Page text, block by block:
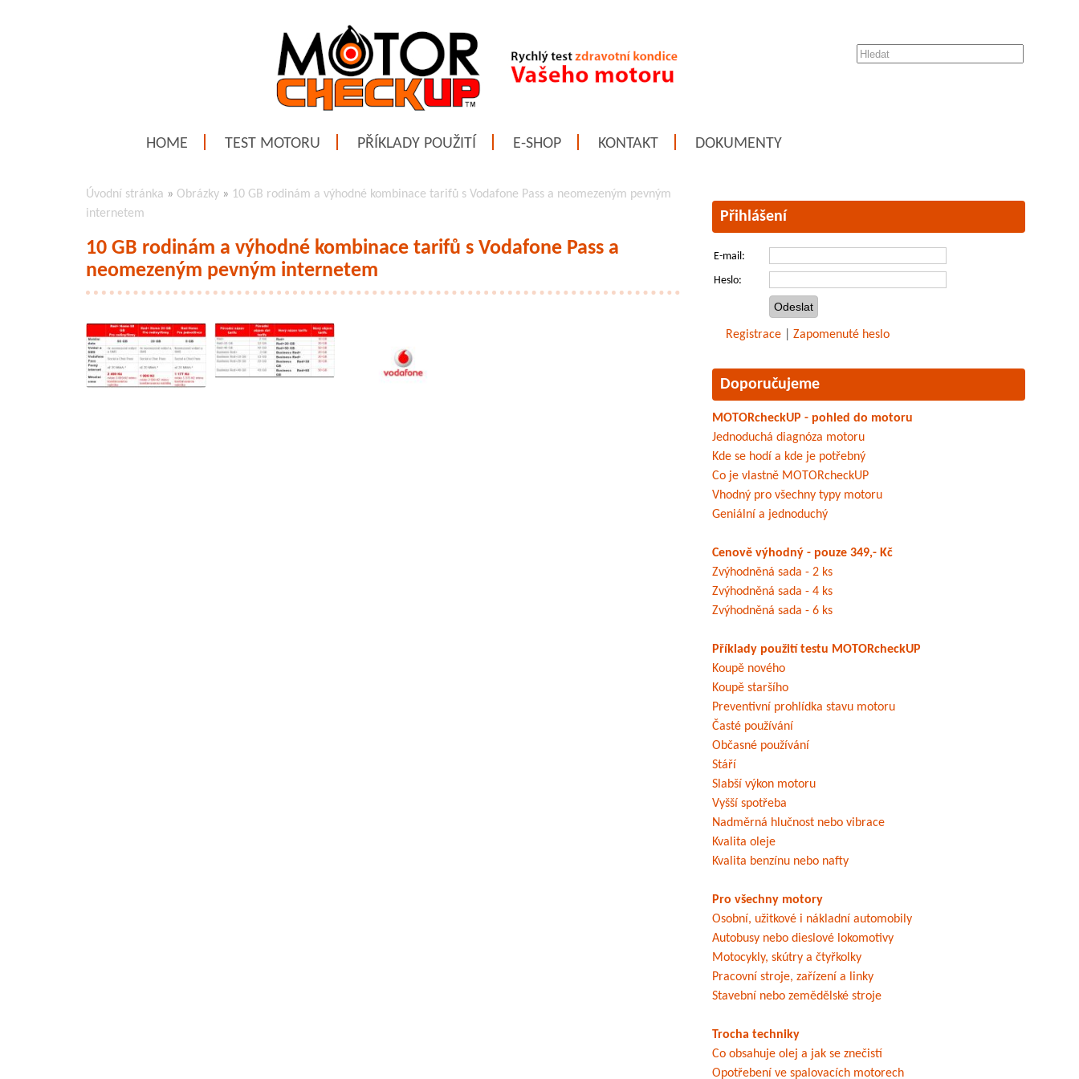
HOME TEST MOTORU PŘÍKLADY POUŽITÍ E-SHOP KONTAKT DOKUMENTY
Úvodní stránka » Obrázky » 10 GB rodinám a výhodné kombinace tarifů s Vodafone Pass a neomezeným pevným
internetem
10 GB rodinám a výhodné kombinace tarifů s Vodafone Pass a
neomezeným pevným internetem
Přihlášení
E-mail:
Heslo:
Registrace Zapomenuté heslo
Doporučujeme
MOTORcheckUP - pohled do motoru
Jednoduchá diagnóza motoru
Kde se hodí a kde je potřebný
Co je vlastně MOTORcheckUP
Vhodný pro všechny typy motoru
Geniální a jednoduchý
Cenově výhodný - pouze 349,- Kč
Zvýhodněná sada - 2 ks
Zvýhodněná sada - 4 ks
Zvýhodněná sada - 6 ks
Příklady použití testu MOTORcheckUP
Koupě nového
Koupě staršího
Preventivní prohlídka stavu motoru
Časté používání
Občasné používání
Stáří
Slabší výkon motoru
Vyšší spotřeba
Nadměrná hlučnost nebo vibrace
Kvalita oleje
Kvalita benzínu nebo nafty
Pro všechny motory
Osobní, užitkové i nákladní automobily
Autobusy nebo dieslové lokomotivy
Motocykly, skútry a čtyřkolky
Pracovní stroje, zařízení a linky
Stavební nebo zemědělské stroje
Trocha techniky
Co obsahuje olej a jak se znečistí
Opotřebení ve spalovacích motorech